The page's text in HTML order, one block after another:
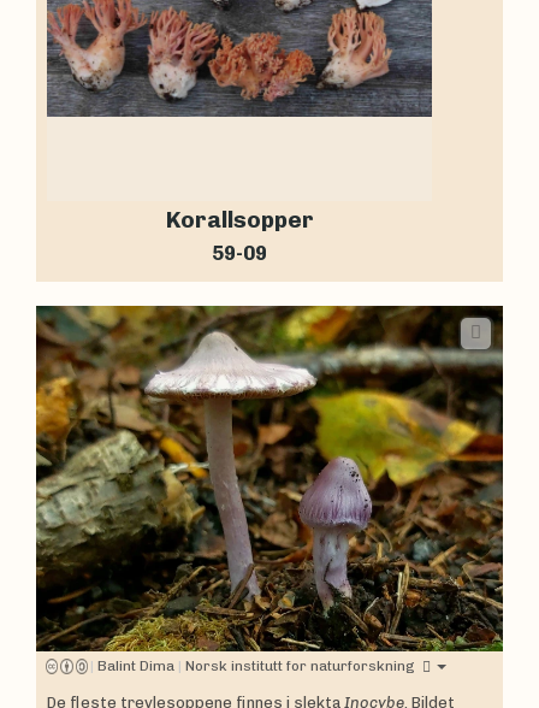
Korallsopper
59-09
| Balint Dima | Norsk institutt for naturforskning
De fleste trevlesoppene finnes i slekta Inocybe. Bildet